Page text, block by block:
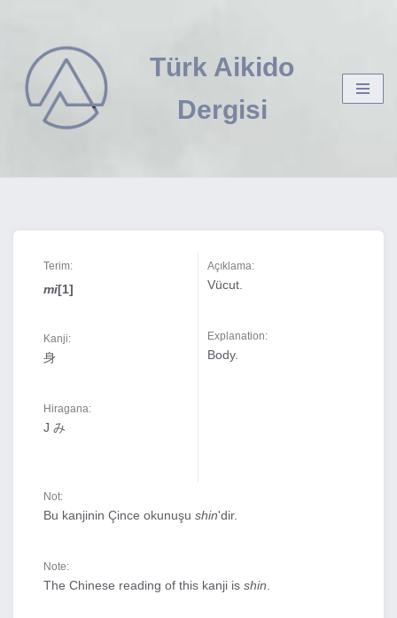
İçeriğe
geç
Türk Aikido
Dergisi
Terim:
mi[1]
Kanji:
身
Hiragana:
J み
Açıklama:
Vücut.
Explanation:
Body.
Not:
Bu kanjinin Çince okunuşu shin'dir.
Note:
The Chinese reading of this kanji is shin